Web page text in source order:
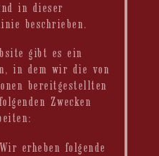
in dieser
beschrieben.
gibt es ein
in dem wir die von
bereitgestellten
Zwecken
Wir erheben folgende